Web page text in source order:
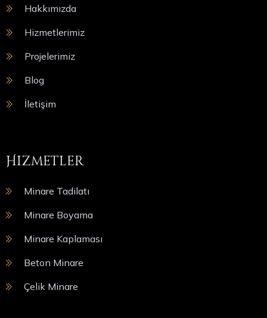
Hakkımızda
Hizmetlerimiz
Projelerimiz
Blog
İletişim
Hizmetler
Minare Tadilatı
Minare Boyama
Minare Kaplaması
Beton Minare
Çelik Minare